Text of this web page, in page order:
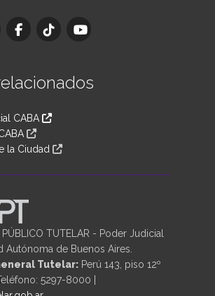
CABA
la Ciudad
PÚBLICO TUTELAR - Poder Judicial
Autónoma de Buenos Aires.
Tutelar: Perú 143, piso 12º
5297-8000 |